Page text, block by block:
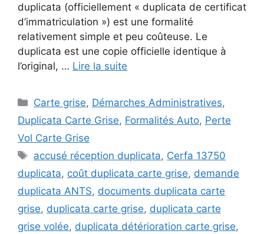
duplicata (officiellement « duplicata de certificat
d’immatriculation ») est une formalité
relativement simple et peu coûteuse. Le
duplicata est une copie officielle identique à
l’original, … Lire la suite
Catégories
Carte grise, Démarches Administratives,
Duplicata Carte Grise, Formalités Auto, Perte
Vol Carte Grise
Étiquettes
accusé réception duplicata, Cerfa 13750
duplicata, coût duplicata carte grise, demande
duplicata ANTS, documents duplicata carte
grise, duplicata carte grise, duplicata carte
grise volée, duplicata détérioration carte grise,